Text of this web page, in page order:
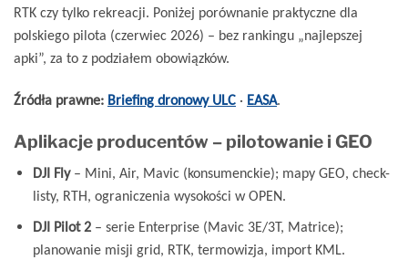
RTK czy tylko rekreacji. Poniżej porównanie praktyczne dla
polskiego pilota (czerwiec 2026) – bez rankingu „najlepszej
apki”, za to z podziałem obowiązków.
Źródła prawne: Briefing dronowy ULC · EASA.
Aplikacje producentów – pilotowanie i GEO
DJI Fly– Mini, Air, Mavic (konsumenckie); mapy GEO, check-
listy, RTH, ograniczenia wysokości w OPEN.
DJI Pilot 2– serie Enterprise (Mavic 3E/3T, Matrice);
planowanie misji grid, RTK, termowizja, import KML.